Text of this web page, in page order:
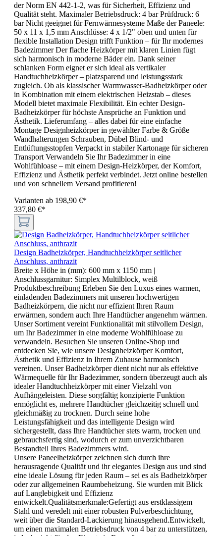
der Norm EN 442-1-2, was für Sicherheit, Effizienz und
Qualität steht. Maximaler Betriebsdruck: 4 bar Prüfdruck: 6
bar Nicht geeignet für Fernwärmesysteme Maße der Paneele:
50 x 11 x 1,5 mm Anschlüsse: 4 x 1/2" oben und unten für
flexible Installation Design trifft Funktion – für Ihr modernes
Badezimmer Der flache Heizkörper mit klaren Linien fügt
sich harmonisch in moderne Bäder ein. Dank seiner
schlanken Form eignet er sich ideal als vertikaler
Handtuchheizkörper – platzsparend und leistungsstark
zugleich. Ob als klassischer Warmwasser-Badheizkörper oder
in Kombination mit einem elektrischen Heizstab – dieses
Modell bietet maximale Flexibilität. Ein echter Design-
Badheizkörper für höchste Ansprüche an Funktion und
Ästhetik. Lieferumfang – alles dabei für eine einfache
Montage Designheizkörper in gewählter Farbe & Größe
Wandhalterungen Schrauben, Dübel Blind- und
Entlüftungsstopfen Verpackt in stabiler Kartonage für sicheren
Transport Verwandeln Sie Ihr Badezimmer in eine
Wohlfühloase – mit einem Design-Heizkörper, der Komfort,
Effizienz und Ästhetik perfekt verbindet. Jetzt online bestellen
und von schnellem Versand profitieren!
Varianten ab 198,90 €*
337,80 €*
Design Badheizkörper, Handtuchheizkörper seitlicher
Anschluss, anthrazit
Breite x Höhe in (mm): 600 mm x 1150 mm |
Anschlussgarnitur: Simplex Multilblock, weiß
Produktbeschreibung Erleben Sie den Luxus eines warmen,
einladenden Badezimmers mit unseren hochwertigen
Badheizkörpern, die nicht nur effizient Ihren Raum
erwärmen, sondern auch Ihre Handtücher angenehm wärmen.
Unser Sortiment vereint Funktionalität mit stilvollem Design,
um Ihr Badezimmer in eine moderne Wohlfühloase zu
verwandeln. Besuchen Sie unseren Online-Shop und
entdecken Sie, wie unsere Designheizkörper Komfort,
Ästhetik und Effizienz in Ihrem Zuhause harmonisch
vereinen. Unser Badheizkörper dient nicht nur als effektive
Wärmequelle für Ihr Badezimmer, sondern überzeugt auch als
idealer Handtuchheizkörper mit einer Vielzahl von
Aufhängeleisten. Diese sorgfältig konzipierte Funktion
ermöglicht es, mehrere Handtücher gleichzeitig schnell und
gleichmäßig zu trocknen. Durch seine hohe
Leistungsfähigkeit und das intelligente Design wird
sichergestellt, dass Ihre Handtücher stets warm, trocken und
gebrauchsfertig sind, wodurch er zum unverzichtbaren
Bestandteil Ihres Badezimmers wird.
Unsere Paneelheizkörper zeichnen sich durch ihre
herausragende Qualität und ihr elegantes Design aus und sind
eine ideale Lösung für jeden Raum – sei es als Badheizkörper
oder zur allgemeinen Raumbeheizung. Sie wurden mit Blick
auf Langlebigkeit und Effizienz
entwickelt.Qualitätsmerkmale:Gefertigt aus erstklassigem
Stahl und veredelt mit einer robusten Pulverbeschichtung,
weit über die Standard-Lackierung hinausgehend.Entwickelt,
um einen maximalen Betriebsdruck von 4 bar zu unterstützen,